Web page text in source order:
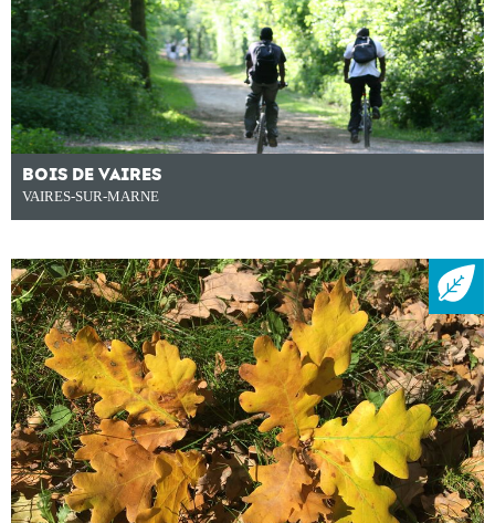
BOIS DE VAIRES
VAIRES-SUR-MARNE